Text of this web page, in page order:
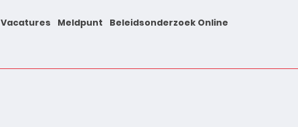
Vacatures Meldpunt Beleidsonderzoek Online